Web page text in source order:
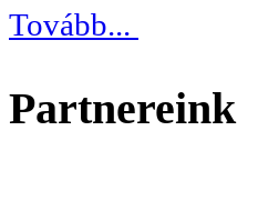
Tovább...
Partnereink